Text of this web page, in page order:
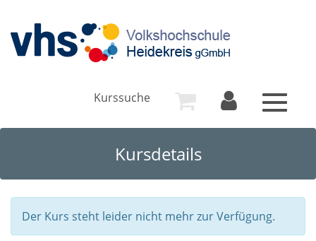
Kurssuche
Toggle
Kursdetails
Der Kurs steht leider nicht mehr zur Verfügung.